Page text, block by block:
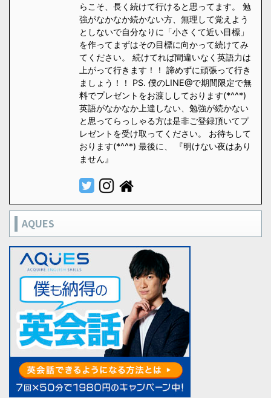
らこそ、長く続けて行けると思ってます。 勉
強がなかなか続かない方、無理して覚えよう
としないで自分なりに「小さくて近い目標」
を作ってまずはその目標に向かって続けてみ
てください。 続けてれば間違いなく英語力は
上がって行きます！！ 諦めずに頑張って行き
ましょう！！ PS. 僕のLINE@で期間限定で無
料でプレゼントをお渡ししております(*^^*)
英語がなかなか上達しない、勉強が続かない
と思ってらっしゃる方は是非ご登録頂いてプ
レゼントを受け取ってください。 お待ちして
おります(*^^*) 最後に、 『明けない夜はあり
ません』
AQUES